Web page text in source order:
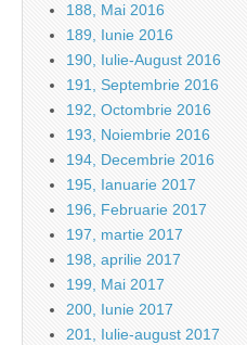
188, Mai 2016
189, Iunie 2016
190, Iulie-August 2016
191, Septembrie 2016
192, Octombrie 2016
193, Noiembrie 2016
194, Decembrie 2016
195, Ianuarie 2017
196, Februarie 2017
197, martie 2017
198, aprilie 2017
199, Mai 2017
200, Iunie 2017
201, Iulie-august 2017